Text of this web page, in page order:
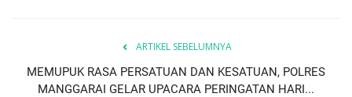
ARTIKEL SEBELUMNYA
MEMUPUK RASA PERSATUAN DAN KESATUAN, POLRES
MANGGARAI GELAR UPACARA PERINGATAN HARI...